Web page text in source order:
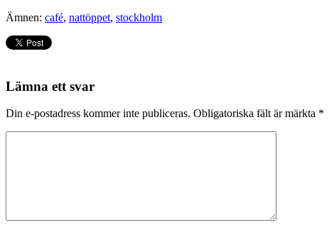
Ämnen: café, nattöppet, stockholm
Lämna ett svar
Din e-postadress kommer inte publiceras. Obligatoriska fält är märkta *